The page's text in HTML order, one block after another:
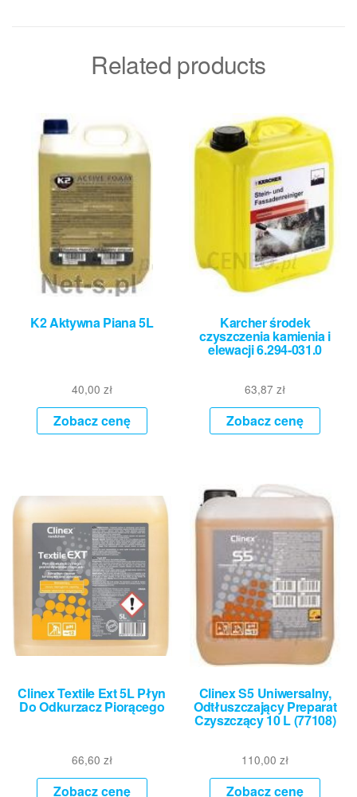
Related products
K2 Aktywna Piana 5L
40,00 zł
Zobacz cenę
Karcher środek
czyszczenia kamienia i
elewacji 6.294-031.0
63,87zł
Zobacz cenę
Clinex Textile Ext 5L Płyn
Do Odkurzacz Piorącego
66,60 zł
Zobacz cenę
Clinex S5 Uniwersalny,
Odtłuszczający Preparat
Czyszczący 10 L (77108)
110,00zł
Zobacz cenę